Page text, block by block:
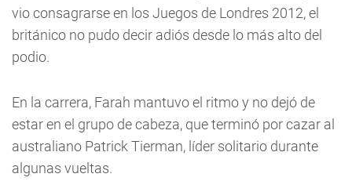
vio consagrarse en los Juegos de Londres 2012, el
británico no pudo decir adiós desde lo más alto del
podio.
En la carrera, Farah mantuvo el ritmo y no dejó de
estar en el grupo de cabeza, que terminó por cazar al
australiano Patrick Tierman, líder solitario durante
algunas vueltas.